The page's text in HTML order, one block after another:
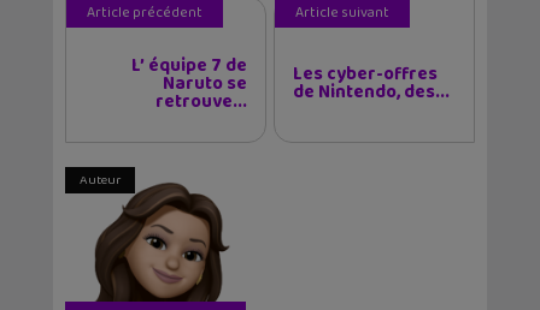
Article précédent
L’ équipe 7 de
Naruto se
retrouve...
Article suivant
Les cyber-offres
de Nintendo, des...
Auteur